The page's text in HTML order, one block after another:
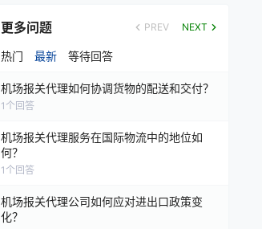
更多问题 PREV NEXT
热门 最新 等待回答
机场报关代理如何协调货物的配送和交付？
1 个回答
机场报关代理服务在国际物流中的地位如
何？
1 个回答
机场报关代理公司如何应对进出口政策变
化？